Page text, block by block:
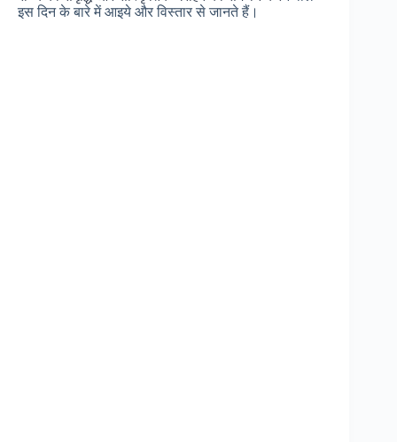
इस दिन के बारे में आइये और विस्तार से जानते हैं।